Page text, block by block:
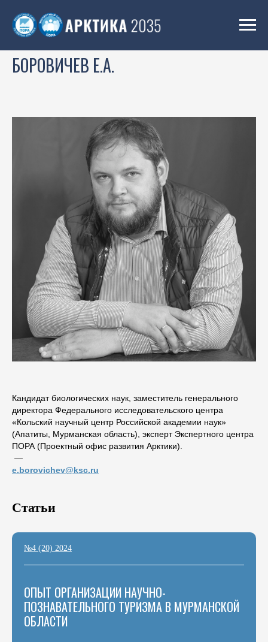
БОРОВИЧЕВ Е.А.
Кандидат биологических наук, заместитель генерального
директора Федерального исследовательского центра
«Кольский научный центр Российской академии наук»
(Апатиты, Мурманская область), эксперт Экспертного центра
ПОРА (Проектный офис развития Арктики).
―
e.borovichev@ksc.ru
Статьи
№4 (20) 2024
ОПЫТ ОРГАНИЗАЦИИ НАУЧНО-
ПОЗНАВАТЕЛЬНОГО ТУРИЗМА В МУРМАНСКОЙ
ОБЛАСТИ